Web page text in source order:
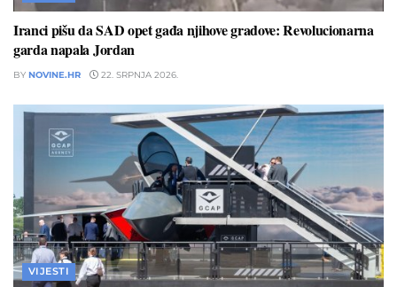
Iranci pišu da SAD opet gađa njihove gradove: Revolucionarna
garda napala Jordan
BY NOVINE.HR 22. SRPNJA 2026.
VIJESTI